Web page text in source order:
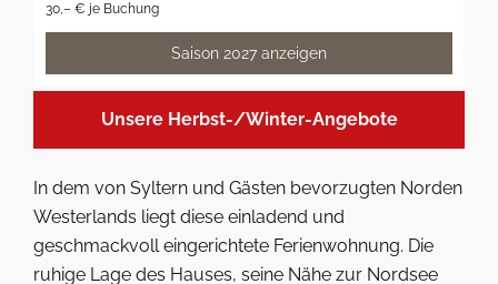
30,– € je Buchung
Saison 2027 anzeigen
Unsere Herbst-/Winter-Angebote
In dem von Syltern und Gästen bevorzugten Norden
Westerlands liegt diese einladend und
geschmackvoll eingerichtete Ferienwohnung. Die
ruhige Lage des Hauses, seine Nähe zur Nordsee